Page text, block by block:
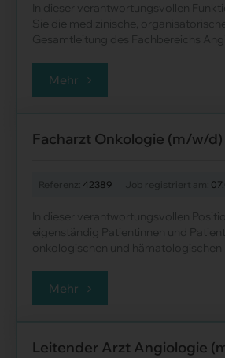
In dieser verantwortungsvollen
Sie die medizinische,
Gesamtleitung des Fachbereichs
Mehr
Facharzt Onkologie (m/w/d)
42389
In dieser verantwortungsvollen
eigenständig Patientinnen und
onkologischen und hämatologischen
Mehr
Leitender Arzt Angiologie